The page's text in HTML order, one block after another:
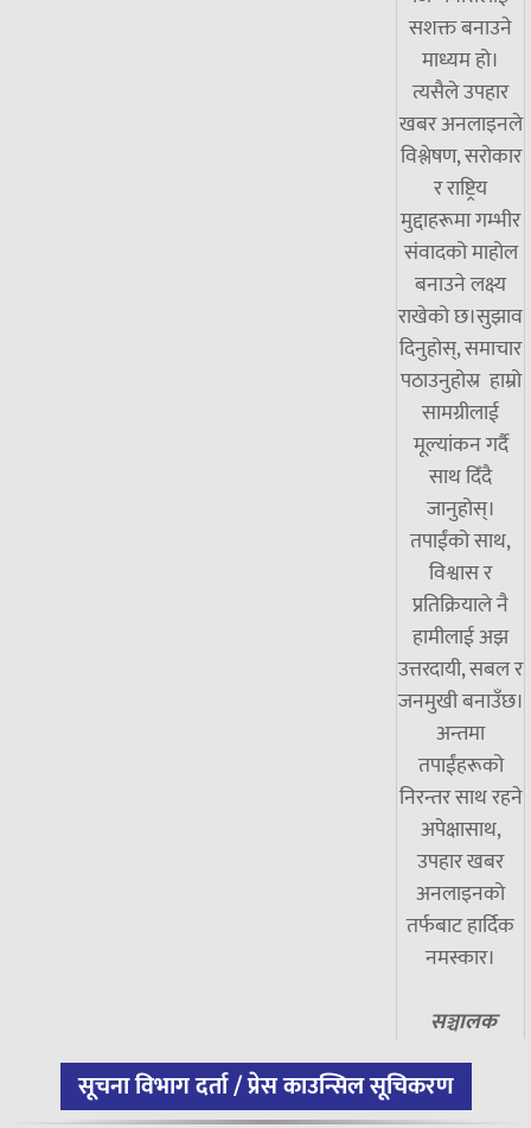
सशक्त बनाउने
माध्यम हो।
त्यसैले उपहार
खबर अनलाइनले
विश्लेषण, सरोकार
र राष्ट्रिय
मुद्दाहरूमा गम्भीर
संवादको माहोल
बनाउने लक्ष्य
राखेको छ।सुझाव
दिनुहोस्, समाचार
पठाउनुहोस्र हाम्रो
सामग्रीलाई
मूल्यांकन गर्दै
साथ दिँदै
जानुहोस्।
तपाईंको साथ,
विश्वास र
प्रतिक्रियाले नै
हामीलाई अझ
उत्तरदायी, सबल र
जनमुखी बनाउँछ।
अन्तमा
तपाईंहरूको
निरन्तर साथ रहने
अपेक्षासाथ,
उपहार खबर
अनलाइनको
तर्फबाट हार्दिक
नमस्कार।
सञ्चालक
सूचना विभाग दर्ता / प्रेस काउन्सिल सूचिकरण